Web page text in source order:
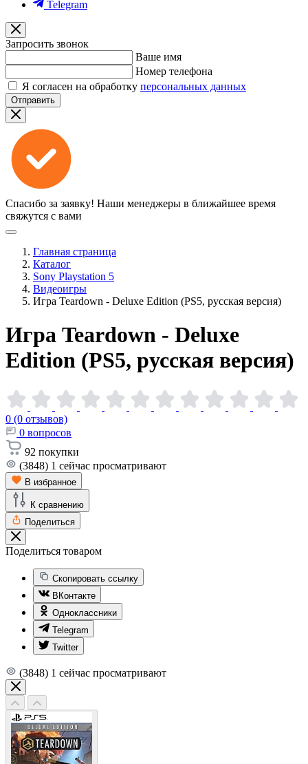
Telegram
Запросить звонок
Ваше имя
Номер телефона
Я согласен на обработку персональных данных
Отправить
Спасибо за заявку! Наши менеджеры в ближайшее время
свяжутся с вами
Главная страница
Каталог
Sony Playstation 5
Видеоигры
Игра Teardown - Deluxe Edition (PS5, русская версия)
Игра Teardown - Deluxe
Edition (PS5, русская версия)
0 (0 отзывов)
0 вопросов
92 покупки
(3848) 1 сейчас просматривают
В избранное
К сравнению
Поделиться
Поделиться товаром
Скопировать ссылку
ВКонтакте
Одноклассники
Telegram
Twitter
(3848) 1 сейчас просматривают